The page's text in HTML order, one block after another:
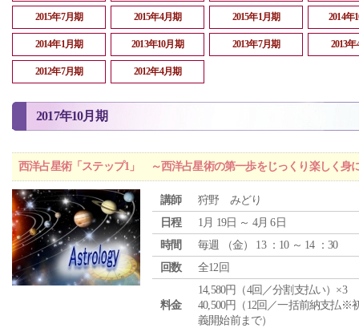
2015年7月期 2015年4月期 2015年1月期 2014年
2014年1月期 2013年10月期 2013年7月期 2013
2012年7月期 2012年4月期
2017年10月期
西洋占星術「ステップ1」 ～西洋占星術の第一歩をじっくり楽しく身
講師
狩野 みどり
日程
1月 19日 ～ 4月 6日
時間
毎週 （金） 13 ：10 ～ 14 ：30
回数
全12回
料金
14,580円（4回／分割支払い）×3
40,500円（12回／一括前納支払※
義開始前まで）